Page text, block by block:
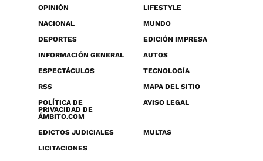
OPINIÓN
LIFESTYLE
NACIONAL
MUNDO
DEPORTES
EDICIÓN IMPRESA
INFORMACIÓN GENERAL
AUTOS
ESPECTÁCULOS
TECNOLOGÍA
RSS
MAPA DEL SITIO
POLÍTICA DE
PRIVACIDAD DE
ÁMBITO.COM
AVISO LEGAL
EDICTOS JUDICIALES
MULTAS
LICITACIONES